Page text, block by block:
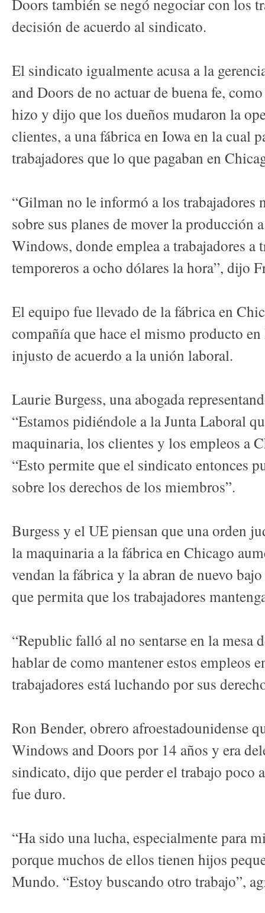
Doors también se negó negociar con los
decisión de acuerdo al sindicato.
El sindicato igualmente acusa a la
and Doors de no actuar de buena fe,
hizo y dijo que los dueños mudaron la
clientes, a una fábrica en Iowa en la cual
trabajadores que lo que pagaban en
“Gilman no le informó a los trabajadores
sobre sus planes de mover la producción
Windows, donde emplea a trabajadores a
temporeros a ocho dólares la hora”, dijo
El equipo fue llevado de la fábrica en
compañía que hace el mismo producto
injusto de acuerdo a la unión laboral.
Laurie Burgess, una abogada
“Estamos pidiéndole a la Junta Laboral
maquinaria, los clientes y los empleos a
“Esto permite que el sindicato entonces
sobre los derechos de los miembros”.
Burgess y el UE piensan que una orden
la maquinaria a la fábrica en Chicago
vendan la fábrica y la abran de nuevo
que permita que los trabajadores
“Republic falló al no sentarse en la mesa
hablar de como mantener estos empleos
trabajadores está luchando por sus
Ron Bender, obrero afroestadounidense
Windows and Doors por 14 años y era
sindicato, dijo que perder el trabajo poco
fue duro.
“Ha sido una lucha, especialmente para
porque muchos de ellos tienen hijos
Mundo. “Estoy buscando otro trabajo”,